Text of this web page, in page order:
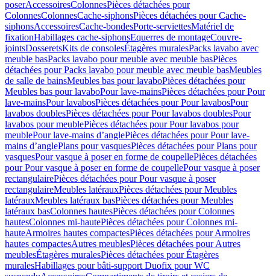
poserAccessoiresColonnesPièces détachées pour
ColonnesColonnesCache-siphonsPièces détachées pour Cache-
siphonsAccessoiresCache-bondesPorte-serviettesMatériel de
fixationHabillages cache-siphonsEquerres de montageCouvre-
jointsDosseretsKits de consolesÉtagères muralesPacks lavabo avec
meuble basPacks lavabo pour meuble avec meuble basPièces
détachées pour Packs lavabo pour meuble avec meuble basMeubles
de salle de bainsMeubles bas pour lavaboPièces détachées pour
Meubles bas pour lavaboPour lave-mainsPièces détachées pour Pour
lave-mainsPour lavabosPièces détachées pour Pour lavabosPour
lavabos doublesPièces détachées pour Pour lavabos doublesPour
lavabos pour meublePièces détachées pour Pour lavabos pour
meublePour lave-mains d’anglePièces détachées pour Pour lave-
mains d’anglePlans pour vasquesPièces détachées pour Plans pour
vasquesPour vasque à poser en forme de coupellePièces détachées
pour Pour vasque à poser en forme de coupellePour vasque à poser
rectangulairePièces détachées pour Pour vasque à poser
rectangulaireMeubles latérauxPièces détachées pour Meubles
latérauxMeubles latéraux basPièces détachées pour Meubles
latéraux basColonnes hautesPièces détachées pour Colonnes
hautesColonnes mi-hautePièces détachées pour Colonnes mi-
hauteArmoires hautes compactesPièces détachées pour Armoires
hautes compactesAutres meublesPièces détachées pour Autres
meublesÉtagères muralesPièces détachées pour Étagères
muralesHabillages pour bâti-support Duofix pour WC